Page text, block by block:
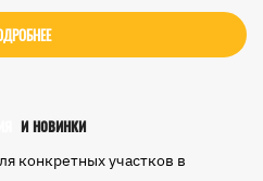
и новинки
конкретных участков в